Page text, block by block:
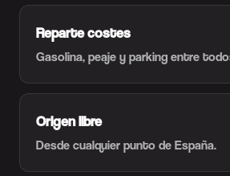
Reparte costes
Gasolina, peaje y parking entre
Origen libre
Desde cualquier punto de España.